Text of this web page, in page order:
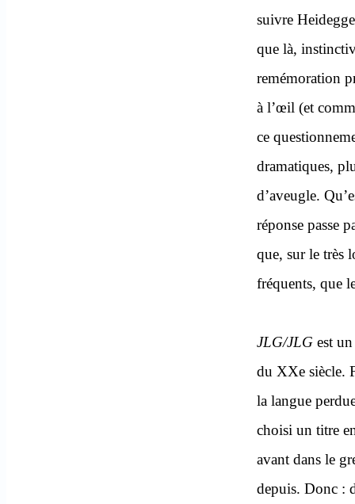
suivre
que là,
remémoration
à l’œil (et
ce
dramatiques,
d’aveugle.
réponse passe
que, sur le très
fréquents, que
JLG/JLG est
du XXe siècle.
la langue
choisi un titre
avant dans le
depuis. Donc :